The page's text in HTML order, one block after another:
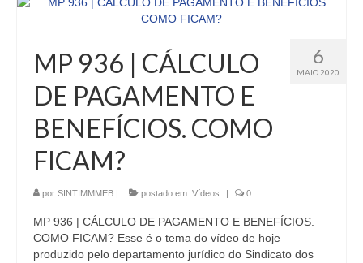
6
MAIO 2020
MP 936 | CÁLCULO
DE PAGAMENTO E
BENEFÍCIOS. COMO
FICAM?
por SINTIMMMEB | postado em: Vídeos | 0
MP 936 | CÁLCULO DE PAGAMENTO E BENEFÍCIOS.
COMO FICAM? Esse é o tema do vídeo de hoje
produzido pelo departamento jurídico do Sindicato dos